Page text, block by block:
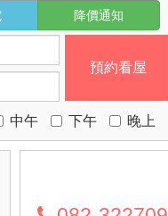
降價通知
預約看屋
中午 下午 晚上